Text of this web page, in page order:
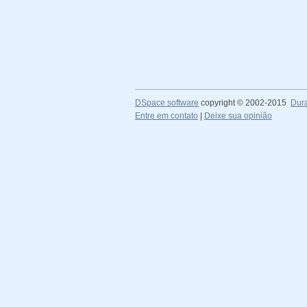
DSpace software copyright © 2002-2015
Entre em contato
Deixe sua opinião